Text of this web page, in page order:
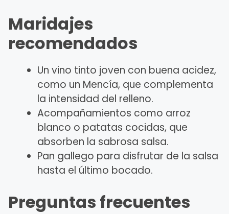
Maridajes
recomendados
Un vino tinto joven con buena acidez,
como un Mencía, que complementa
la intensidad del relleno.
Acompañamientos como arroz
blanco o patatas cocidas, que
absorben la sabrosa salsa.
Pan gallego para disfrutar de la salsa
hasta el último bocado.
Preguntas frecuentes